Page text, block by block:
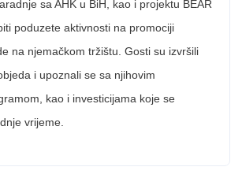
sa AHK u BiH, kao i projektu BEAR
poduzete aktivnosti na promociji
na njemačkom tržištu. Gosti su izvršili
i upoznali se sa njihovim
kao i investicijama koje se
vrijeme.